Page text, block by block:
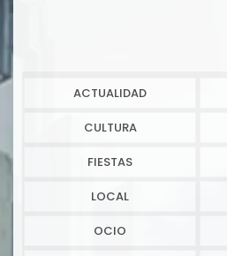
ACTUALIDAD
CULTURA
FIESTAS
LOCAL
OCIO